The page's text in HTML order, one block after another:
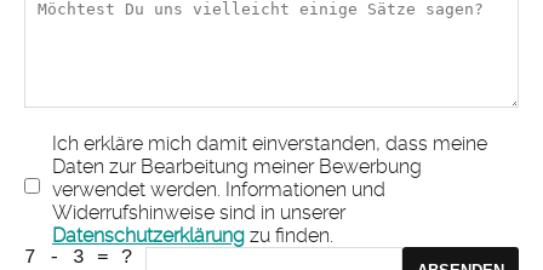
Ich erkläre mich damit einverstanden, dass meine
Daten zur Bearbeitung meiner Bewerbung
verwendet werden. Informationen und
Widerrufshinweise sind in unserer
Datenschutzerklärung zu finden.
7 - 3 = ?